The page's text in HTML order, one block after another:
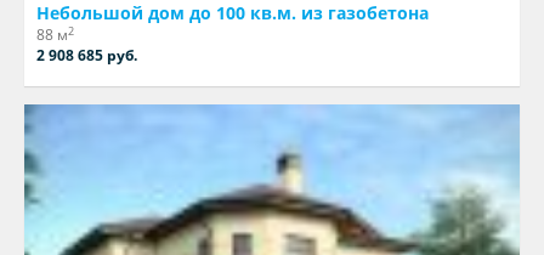
Небольшой дом до 100 кв.м. из газобетона
88 м2
2 908 685 руб.